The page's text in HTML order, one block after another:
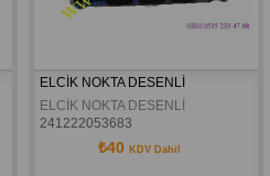
ELCİK NOKTA DESENLİ
ELCİK NOKTA DESENLİ
241222053683
₺40 KDV Dahil